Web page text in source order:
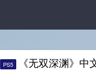
PS5 《无双深渊》中